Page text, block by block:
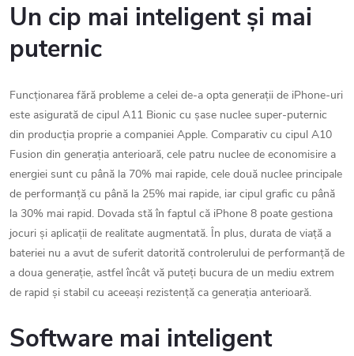
Un cip mai inteligent și mai
puternic
Funcționarea fără probleme a celei de-a opta generații de iPhone-uri
este asigurată de cipul A11 Bionic cu șase nuclee super-puternic
din producția proprie a companiei Apple. Comparativ cu cipul A10
Fusion din generația anterioară, cele patru nuclee de economisire a
energiei sunt cu până la 70% mai rapide, cele două nuclee principale
de performanță cu până la 25% mai rapide, iar cipul grafic cu până
la 30% mai rapid. Dovada stă în faptul că iPhone 8 poate gestiona
jocuri și aplicații de realitate augmentată. În plus, durata de viață a
bateriei nu a avut de suferit datorită controlerului de performanță de
a doua generație, astfel încât vă puteți bucura de un mediu extrem
de rapid și stabil cu aceeași rezistență ca generația anterioară.
Software mai inteligent